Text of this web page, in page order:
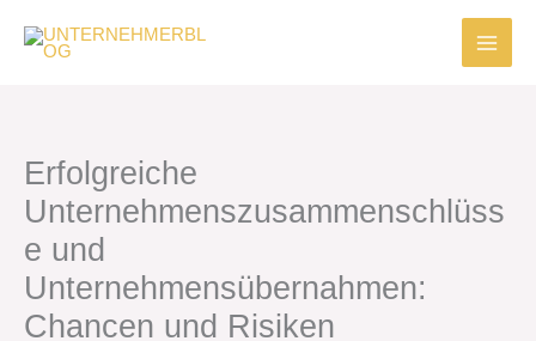
Inhalt
springen
Erfolgreiche
Unternehmenszusammenschlüss
e und
Unternehmensübernahmen:
Chancen und Risiken